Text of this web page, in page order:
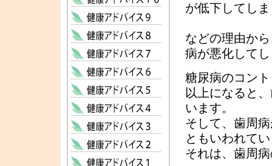
が低下してし
などの理由か
病が悪化して
糖尿病のコン
以上になると
います。
そして、歯周
ともいわれて
それは、歯周